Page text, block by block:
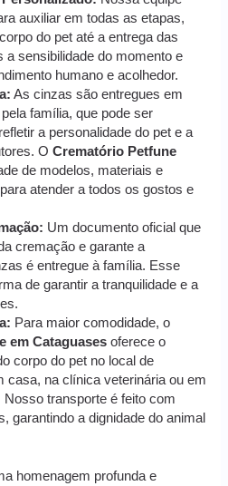
auxiliar em todas as etapas,
do pet até a entrega das
a sensibilidade do momento e
humano e acolhedor.
As cinzas são entregues em
família, que pode ser
a personalidade do pet e a
OCrematório Petfune
de modelos, materiais e
atender a todos os gostos e
Um documento oficial que
cremação e garante a
é entregue à família. Esse
de garantir a tranquilidade e a
Para maior comodidade, o
em Cataguases oferece o
corpo do pet no local de
casa, na clínica veterinária ou em
Nosso transporte é feito com
garantindo a dignidade do animal
homenagem profunda e